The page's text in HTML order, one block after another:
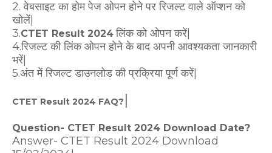
2. वेबसाइट का होम पेज ओपन होने पर रिजल्ट वाले ऑप्शन को
खोलें|
3.CTET Result 2024 लिंक को ओपन करें|
4.रिजल्ट की लिंक ओपन होने के बाद अपनी आवश्यकता जानकारी
भरें|
5.अंत में रिजल्ट डाउनलोड की प्रक्रिया पूर्ण करें|
CTET Result 2024 FAQ? |
Question- CTET Result 2024 Download Date?
Answer- CTET Result 2024 Download